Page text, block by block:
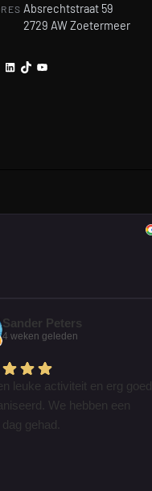
Absrechtstraat 59
2729 AW Zoetermeer
LinkedIn
TikTokYouTube
Sander Peters
4 weken geleden
leuke activiteit en erg goed
We hebben een
gehad.